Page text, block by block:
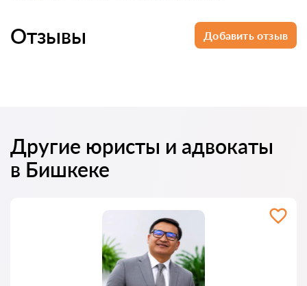
Отзывы Добавить отзыв
Другие юристы и адвокаты
в Бишкеке